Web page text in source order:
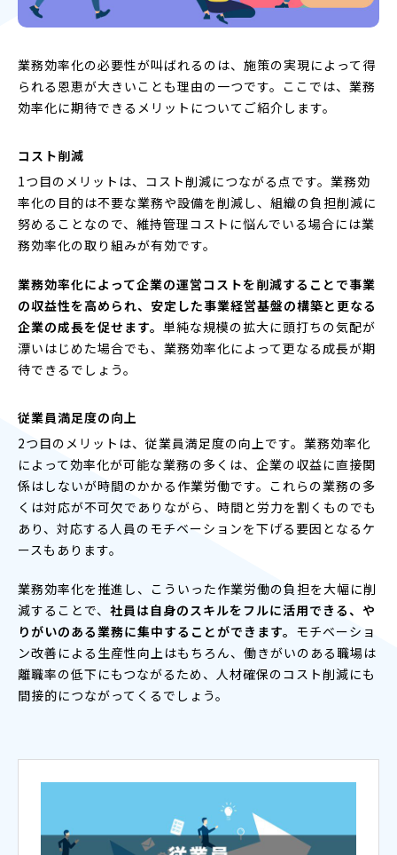
業務効率化の必要性が叫ばれるのは、施策の実現によって得
られる恩恵が大きいことも理由の一つです。ここでは、業務
効率化に期待できるメリットについてご紹介します。
コスト削減
1つ目のメリットは、コスト削減につながる点です。業務効
率化の目的は不要な業務や設備を削減し、組織の負担削減に
努めることなので、維持管理コストに悩んでいる場合には業
務効率化の取り組みが有効です。
業務効率化によって企業の運営コストを削減することで事業
の収益性を高められ、安定した事業経営基盤の構築と更なる
企業の成長を促せます。 単純な規模の拡大に頭打ちの気配が
漂いはじめた場合でも、業務効率化によって更なる成長が期
待できるでしょう。
従業員満足度の向上
2つ目のメリットは、従業員満足度の向上です。業務効率化
によって効率化が可能な業務の多くは、企業の収益に直接関
係はしないが時間のかかる作業労働です。これらの業務の多
くは対応が不可欠でありながら、時間と労力を割くものでも
あり、対応する人員のモチベーションを下げる要因となるケ
ースもあります。
業務効率化を推進し、こういった作業労働の負担を大幅に削
減することで、 社員は自身のスキルをフルに活用できる、や
りがいのある業務に集中することができます。 モチベーショ
ン改善による生産性向上はもちろん、働きがいのある職場は
離職率の低下にもつながるため、人材確保のコスト削減にも
間接的につながってくるでしょう。